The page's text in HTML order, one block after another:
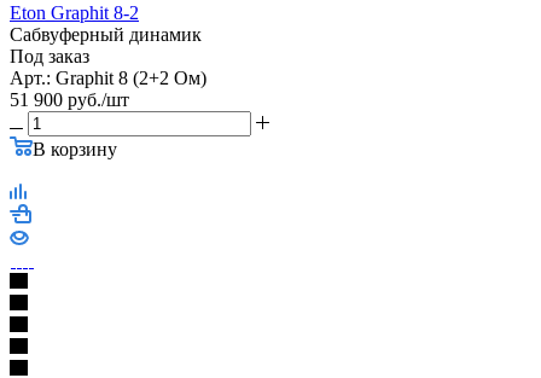
Eton Graphit 8-2
Сабвуферный динамик
Под заказ
Арт.: Graphit 8 (2+2 Ом)
51 900 руб./шт
В корзину